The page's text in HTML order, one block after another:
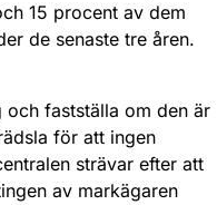
15 procent av dem
de senaste tre åren.
och fastställa om den är
för att ingen
strävar efter att
av markägaren